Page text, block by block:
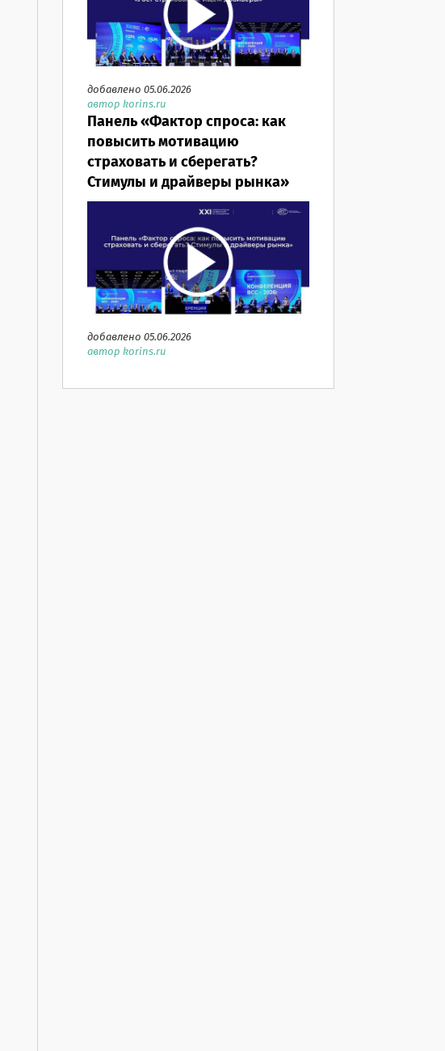
добавлено 05.06.2026
автор korins.ru
Панель «Фактор спроса: как
повысить мотивацию
страховать и сберегать?
Стимулы и драйверы рынка»
добавлено 05.06.2026
автор korins.ru